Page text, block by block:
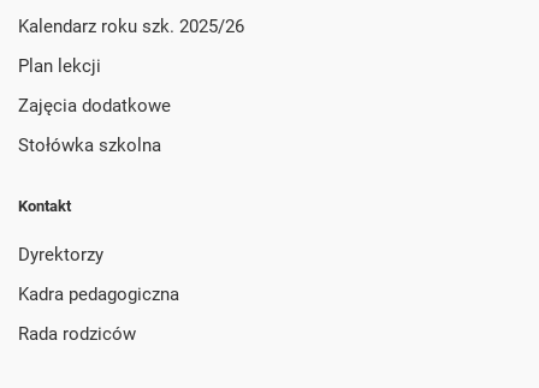
Kalendarz roku szk. 2025/26
Plan lekcji
Zajęcia dodatkowe
Stołówka szkolna
Kontakt
Dyrektorzy
Kadra pedagogiczna
Rada rodziców